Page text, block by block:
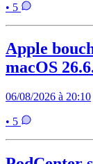
• 5
Apple
macOS
06/08/2026 à 20:10
• 5